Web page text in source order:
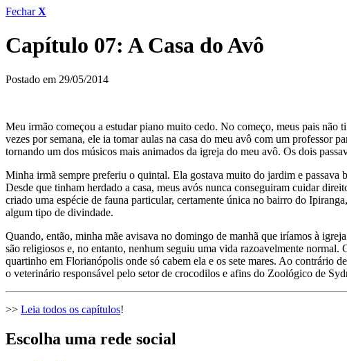
FecharX
Capítulo 07: A Casa do Avô
Postado em 29/05/2014
Meu irmão começou a estudar piano muito cedo. No começo, meus pais não
vezes por semana, ele ia tomar aulas na casa do meu avô com um professor
tornando um dos músicos mais animados da igreja do meu avô. Os dois
Minha irmã sempre preferiu o quintal. Ela gostava muito do jardim e
Desde que tinham herdado a casa, meus avós nunca conseguiram cuidar
criado uma espécie de fauna particular, certamente única no bairro do
algum tipo de divindade.
Quando, então, minha mãe avisava no domingo de manhã que iríamos à
são religiosos e, no entanto, nenhum seguiu uma vida razoavelmente
quartinho em Florianópolis onde só cabem ela e os sete mares. Ao contrário
o veterinário responsável pelo setor de crocodilos e afins do Zoológico de
>> Leia todos os capítulos!
Escolha uma rede social